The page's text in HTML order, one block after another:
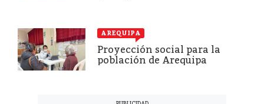
AREQUIPA
Proyección social para la
población de Arequipa